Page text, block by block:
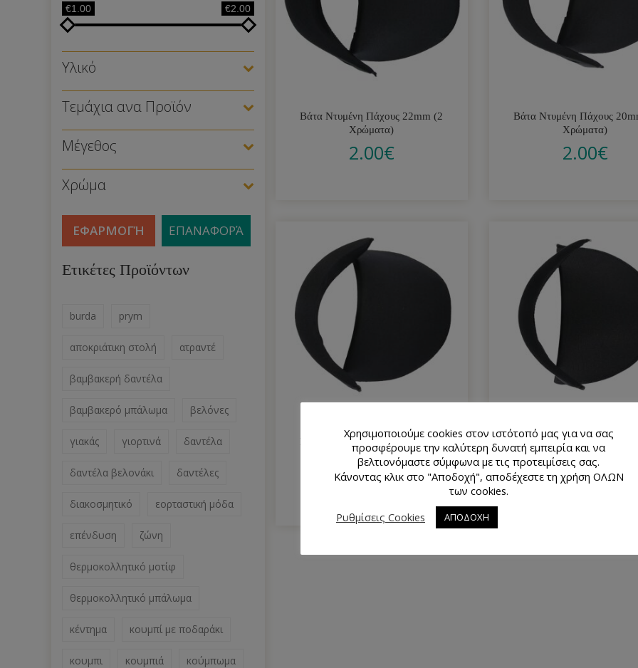
€1.00 €2.00
Υλικό
Τεμάχια ανα Προϊόν
Μέγεθος
Χρώμα
ΕΦΑΡΜΟΓΉ ΕΠΑΝΑΦΟΡΆ
Ετικέτες Προϊόντων
burda prym
αποκριάτικη στολή ατραντέ
βαμβακερή δαντέλα
βαμβακερό μπάλωμα βελόνες
γιακάς γιορτινά δαντέλα
δαντέλα βελονάκι δαντέλες
διακοσμητικό εορταστική μόδα
επένδυση ζώνη
θερμοκολλητικό μοτίφ
θερμοκολλητικό μπάλωμα
κέντημα κουμπί με ποδαράκι
κουμπι κουμπιά κούμπωμα
Βάτα Ντυμένη Πάχους 22mm (2
Χρώματα)
2.00€
Βάτα Ντυμένη Πάχους
Χρώματα)
2.00€
Βάτα Ντυμένη Πάχους 15mm (2
Χρώματα)
1.30€
Βάτα Ντυμένη Πάχους
Χρώματα)
1.30€
Χρησιμοποιούμε cookies στον ιστότοπό μας για να σας
προσφέρουμε την καλύτερη δυνατή εμπειρία και να
βελτιονόμαστε σύμφωνα με τις προτειμίσεις σας.
Κάνοντας κλικ στο "Αποδοχή", αποδέχεστε τη χρήση ΟΛΩΝ
των cookies.
Ρυθμίσεις Cookies
ΑΠΟΔΟΧΗ